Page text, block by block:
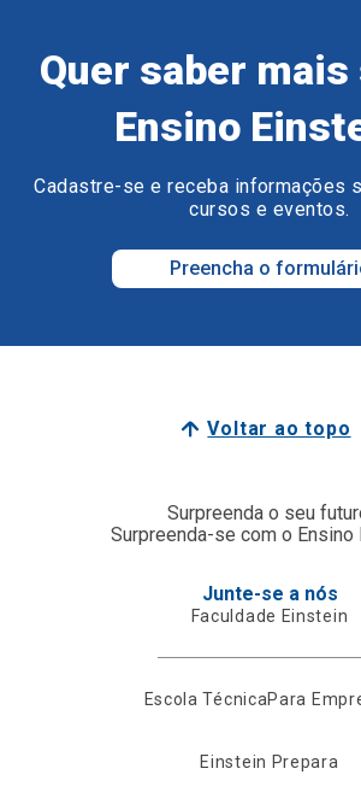
Quer saber
Ensino
Cadastre-se e receba informações
cursos e eventos.
Preencha o
Voltar ao topo
Surpreenda o seu
Surpreenda-se com o Ensino
Junte-se a nós
Faculdade Einstein
Escola TécnicaPara
Einstein Prepara